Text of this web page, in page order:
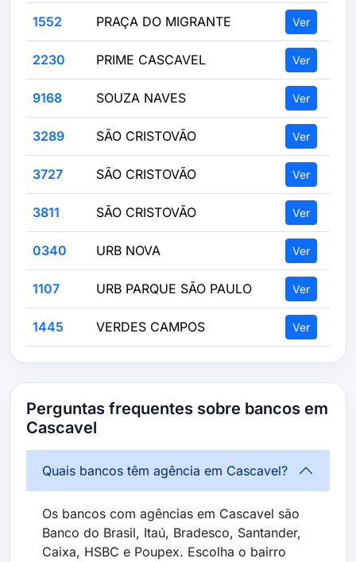
1552 PRAÇA DO MIGRANTE Ver
2230 PRIME CASCAVEL Ver
9168 SOUZA NAVES Ver
3289 SÃO CRISTOVÃO Ver
3727 SÃO CRISTOVÃO Ver
3811 SÃO CRISTOVÃO Ver
0340 URB NOVA Ver
1107 URB PARQUE SÃO PAULO Ver
1445 VERDES CAMPOS Ver
Perguntas frequentes sobre bancos em
Cascavel
Quais bancos têm agência em Cascavel?
Os bancos com agências em Cascavel são
Banco do Brasil, Itaú, Bradesco, Santander,
Caixa, HSBC e Poupex. Escolha o bairro